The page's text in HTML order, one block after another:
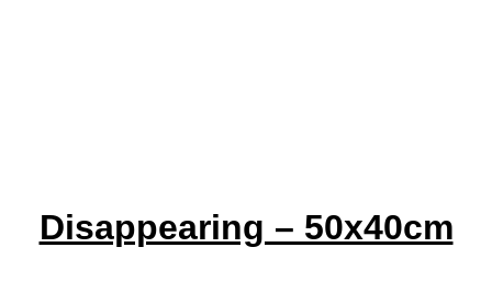
Disappearing – 50x40cm